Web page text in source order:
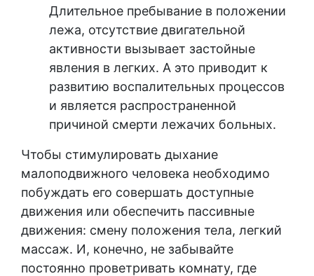
Длительное пребывание в положении
лежа, отсутствие двигательной
активности вызывает застойные
явления в легких. А это приводит к
развитию воспалительных процессов
и является распространенной
причиной смерти лежачих больных.
Чтобы стимулировать дыхание
малоподвижного человека необходимо
побуждать его совершать доступные
движения или обеспечить пассивные
движения: смену положения тела, легкий
массаж. И, конечно, не забывайте
постоянно проветривать комнату, где